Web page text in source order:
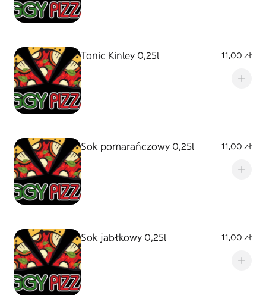
Tonic Kinley 0,25l 11,00 zł
Sok pomarańczowy 0,25l 11,00 zł
Sok jabłkowy 0,25l 11,00 zł